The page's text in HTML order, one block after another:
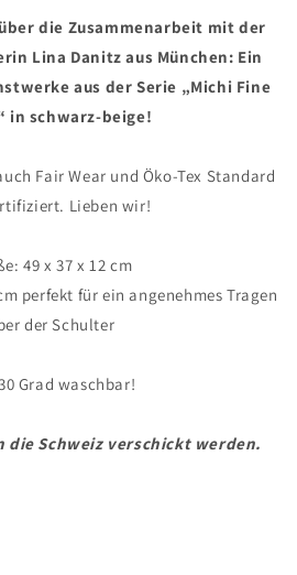
die Zusammenarbeit mit der
Lina Danitz aus München: Ein
aus der Serie „Michi Fine
in schwarz-beige!
Fair Wear und Öko-Tex Standard
Lieben wir!
49 x 37 x 12 cm
perfekt für ein angenehmes Tragen
der Schulter
Grad waschbar!
die Schweiz verschickt werden.